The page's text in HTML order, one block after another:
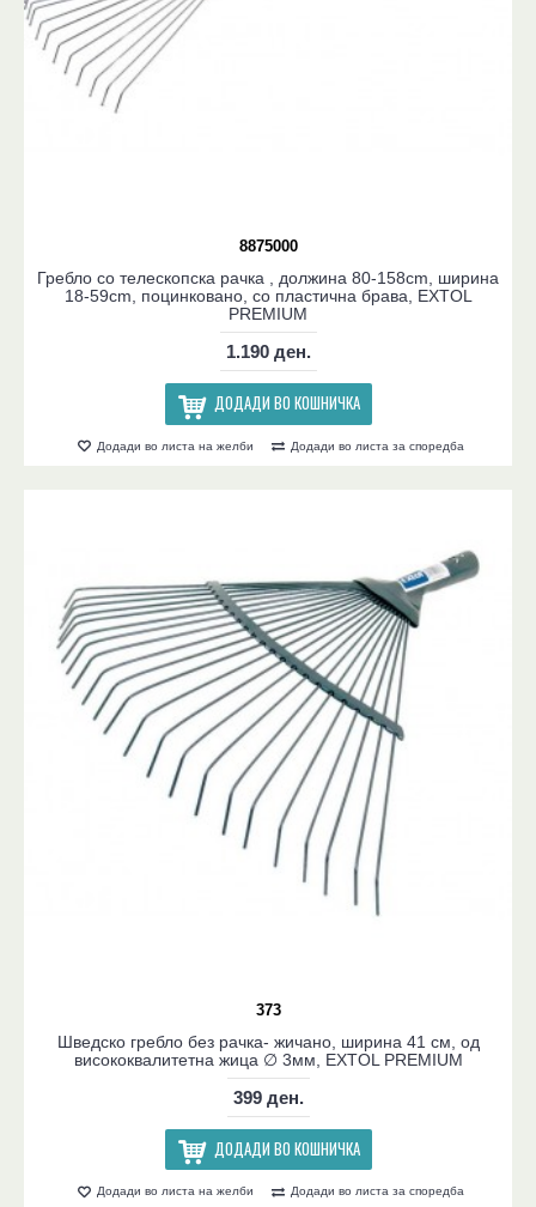
8875000
Гребло со телескопска рачка , должина 80-158cm, ширина
18-59cm, поцинковано, со пластична брава, EXTOL
PREMIUM
1.190 ден.
ДОДАДИ ВО КОШНИЧКА
Додади во листа на желби Додади во листа за споредба
373
Шведско гребло без рачка- жичано, ширина 41 см, од
висококвалитетна жица ∅ 3мм, EXTOL PREMIUM
399 ден.
ДОДАДИ ВО КОШНИЧКА
Додади во листа на желби Додади во листа за споредба